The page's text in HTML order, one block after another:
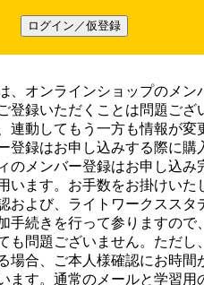
、 オンラインショップのメン
録いただくことは問題ござ
連動してもう一方も情報が変
登録はお申し込みする際に
のメンバー登録はお申し込み
います。お手数をお掛けいた
および、ライトワークスス
続きを行って参りますので、
も問題ございません。 ただし、
場合、ご本人様確認にお時
ます。通常のメールと学習